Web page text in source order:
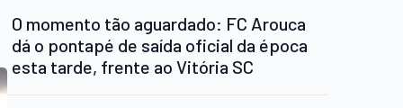
O momento tão aguardado: FC Arouca
dá o pontapé de saída oficial da época
esta tarde, frente ao Vitória SC